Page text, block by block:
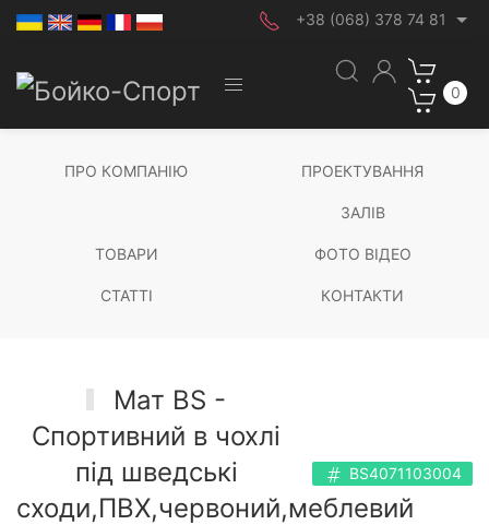
+38 (068) 378 74 81
0
ПРО КОМПАНІЮ ПРОЕКТУВАННЯ
ЗАЛІВ
ТОВАРИ ФОТО ВІДЕО
СТАТТІ КОНТАКТИ
Мат BS -
Спортивний в чохлі
під шведські
сходи,ПВХ,червоний,меблевий
BS4071103004